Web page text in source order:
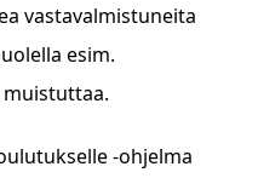
vastavalmistuneita
esim.
-ohjelma